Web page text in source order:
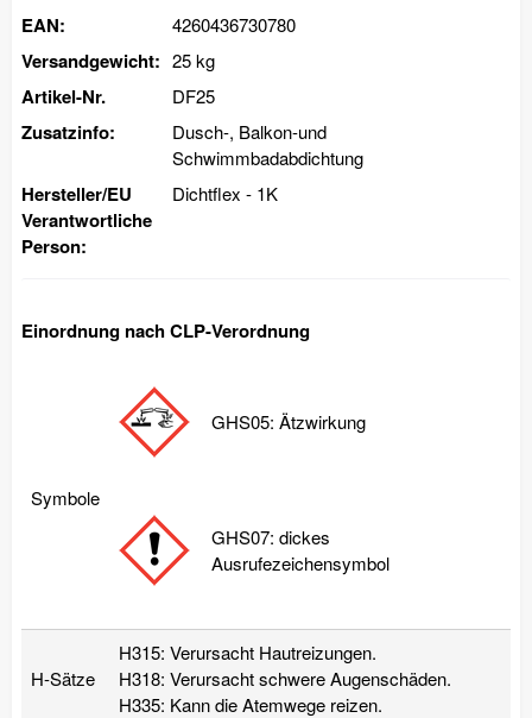
EAN: 4260436730780
Versandgewicht: 25 kg
Artikel-Nr. DF25
Zusatzinfo:
Dusch-, Balkon-und
Schwimmbadabdichtung
Hersteller/EU
Verantwortliche
Person:
Dichtflex - 1K
Einordnung nach CLP-Verordnung
Symbole
GHS05: Ätzwirkung
GHS07: dickes
Ausrufezeichensymbol
H-Sätze
H315: Verursacht Hautreizungen.
H318: Verursacht schwere Augenschäden.
H335: Kann die Atemwege reizen.